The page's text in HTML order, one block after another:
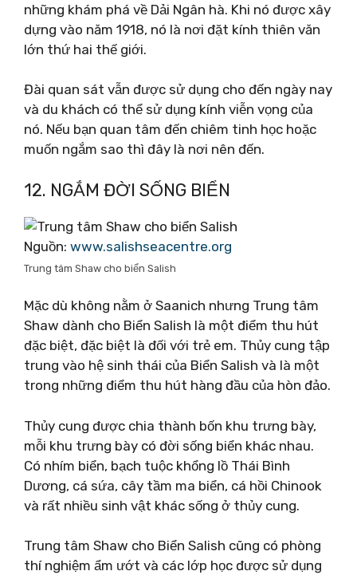
những khám phá về Dải Ngân hà. Khi nó được xây
dựng vào năm 1918, nó là nơi đặt kính thiên văn
lớn thứ hai thế giới.
Đài quan sát vẫn được sử dụng cho đến ngày nay
và du khách có thể sử dụng kính viễn vọng của
nó. Nếu bạn quan tâm đến chiêm tinh học hoặc
muốn ngắm sao thì đây là nơi nên đến.
12. NGẮM ĐỜI SỐNG BIỂN
Nguồn: www.salishseacentre.org
Trung tâm Shaw cho biển Salish
Mặc dù không nằm ở Saanich nhưng Trung tâm
Shaw dành cho Biển Salish là một điểm thu hút
đặc biệt, đặc biệt là đối với trẻ em. Thủy cung tập
trung vào hệ sinh thái của Biển Salish và là một
trong những điểm thu hút hàng đầu của hòn đảo.
Thủy cung được chia thành bốn khu trưng bày,
mỗi khu trưng bày có đời sống biển khác nhau.
Có nhím biển, bạch tuộc khổng lồ Thái Bình
Dương, cá sứa, cây tầm ma biển, cá hồi Chinook
và rất nhiều sinh vật khác sống ở thủy cung.
Trung tâm Shaw cho Biển Salish cũng có phòng
thí nghiệm ẩm ướt và các lớp học được sử dụng